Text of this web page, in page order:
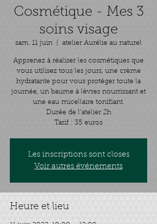
Cosmétique - Mes 3
soins visage
sam. 11 juin atelier Aurélie au naturel
Apprenez à réaliser les cosmétiques que
vous utilisez tous les jours, une crème
hydratante pour vous protéger toute la
journée, un baume à lèvres nourrissant et
une eau micellaire tonifiant.
Durée de l'atelier 2h
Tarif : 35 euros
Les inscriptions sont closes
Voir autres événements
Heure et lieu